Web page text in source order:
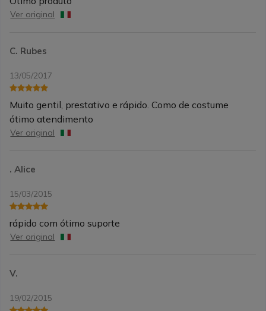
Ver original
C. Rubes
13/05/2017
Muito gentil, prestativo e rápido. Como de costume
ótimo atendimento
Ver original
. Alice
15/03/2015
rápido com ótimo suporte
Ver original
V.
19/02/2015